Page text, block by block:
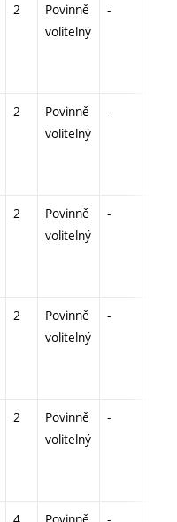
2
Povinně
volitelný
-
2
Povinně
volitelný
-
2
Povinně
volitelný
-
2
Povinně
volitelný
-
2
Povinně
volitelný
-